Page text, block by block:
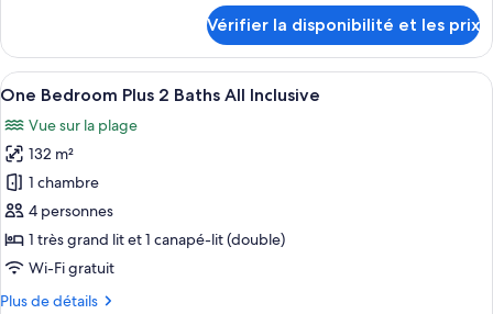
Garden
All
Inclusive
le
type
de
One
Bedroom
Suite
Garden
All
Inclusive
Vérifier la disponibilité et les prix
Afficher
toutes
les
photos
pour
ce
type
de
chambre :
Une chambre d’hôtel comprenant
8
One Bedroom Plus 2 Baths All Inclusive
Vue sur la plage
132 m²
1 chambre
4 personnes
1 très grand lit et 1 canapé-lit (double)
Wi-Fi gratuit
Plus de détails
Plus